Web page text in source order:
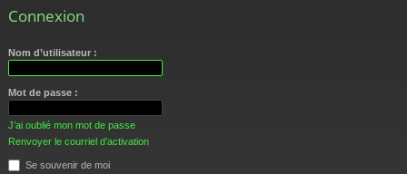
Connexion
Nom d’utilisateur :
Mot de passe :
J’ai oublié mon mot de passe
Renvoyer le courriel d’activation
Se souvenir de moi